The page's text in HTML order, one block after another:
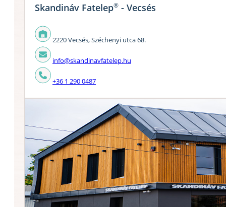
Skandináv Fatelep® - Vecsés
2220 Vecsés, Széchenyi utca 68.
info@skandinavfatelep.hu
+36 1 290 0487